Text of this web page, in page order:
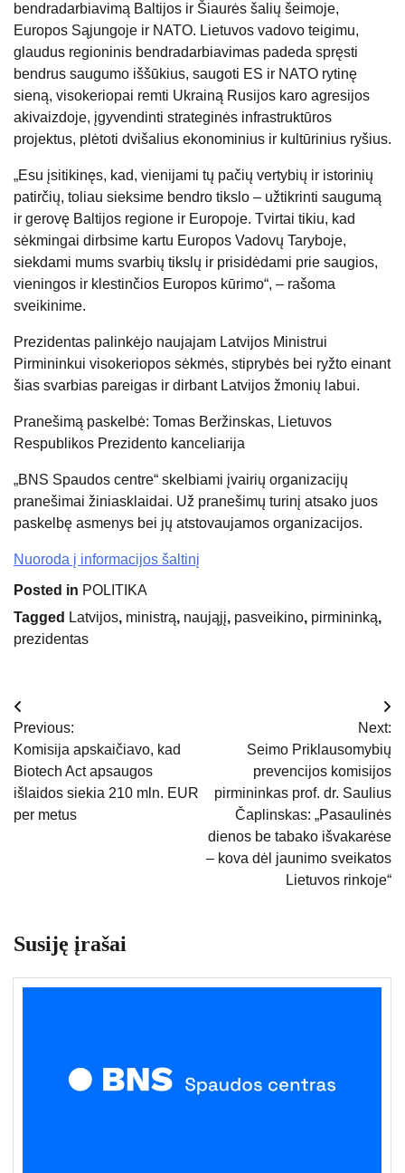
bendradarbiavimą Baltijos ir Šiaurės šalių šeimoje,
Europos Sąjungoje ir NATO. Lietuvos vadovo teigimu,
glaudus regioninis bendradarbiavimas padeda spręsti
bendrus saugumo iššūkius, saugoti ES ir NATO rytinę
sieną, visokeriopai remti Ukrainą Rusijos karo agresijos
akivaizdoje, įgyvendinti strateginės infrastruktūros
projektus, plėtoti dvišalius ekonominius ir kultūrinius ryšius.
„Esu įsitikinęs, kad, vienijami tų pačių vertybių ir istorinių
patirčių, toliau sieksime bendro tikslo – užtikrinti saugumą
ir gerovę Baltijos regione ir Europoje. Tvirtai tikiu, kad
sėkmingai dirbsime kartu Europos Vadovų Taryboje,
siekdami mums svarbių tikslų ir prisidėdami prie saugios,
vieningos ir klestinčios Europos kūrimo“, – rašoma
sveikinime.
Prezidentas palinkėjo naujajam Latvijos Ministrui
Pirmininkui visokeriopos sėkmės, stiprybės bei ryžto einant
šias svarbias pareigas ir dirbant Latvijos žmonių labui.
Pranešimą paskelbė: Tomas Beržinskas, Lietuvos
Respublikos Prezidento kanceliarija
„BNS Spaudos centre“ skelbiami įvairių organizacijų
pranešimai žiniasklaidai. Už pranešimų turinį atsako juos
paskelbę asmenys bei jų atstovaujamos organizacijos.
Nuoroda į informacijos šaltinį
Posted in POLITIKA
Tagged Latvijos, ministrą, naująjį, pasveikino, pirmininką,
prezidentas
Navigacija
tarp
įrašų
Previous:
Komisija apskaičiavo, kad
Biotech Act apsaugos
išlaidos siekia 210 mln. EUR
per metus
Next:
Seimo Priklausomybių
prevencijos komisijos
pirmininkas prof. dr. Saulius
Čaplinskas: „Pasaulinės
dienos be tabako išvakarėse
– kova dėl jaunimo sveikatos
Lietuvos rinkoje“
Susiję įrašai